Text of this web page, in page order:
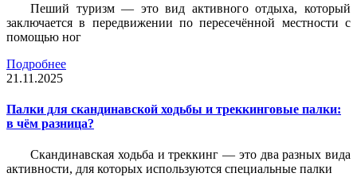
Пеший туризм — это вид активного отдыха, который
заключается в передвижении по пересечённой местности с
помощью ног
Подробнее
21.11.2025
Палки для скандинавской ходьбы и треккинговые палки:
в чём разница?
Скандинавская ходьба и треккинг — это два разных вида
активности, для которых используются специальные палки